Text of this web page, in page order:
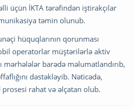
üçün İKTA tərəfindən iştirakçılar
təmin olunub.
hüquqlarının qorunması
operatorlar müştərilərlə aktiv
mərhələlər barədə məlumatlandırıb,
dəstəkləyib. Nəticədə,
rahat və əlçatan olub.